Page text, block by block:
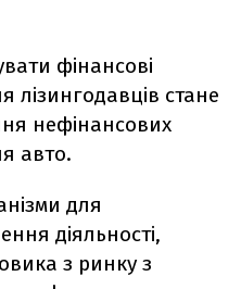
фінансові
лізингодавців стане
нефінансових
авто.
для
діяльності,
з ринку з